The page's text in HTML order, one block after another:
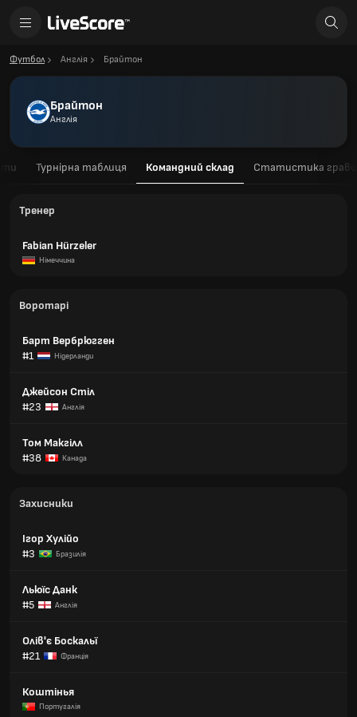
Футбол Англія Брайтон
Брайтон
Англія
Турнірна таблиця Командний склад Статистика
Тренер
Fabian Hürzeler
Німеччина
Воротарі
Барт Вербрюгген
#1
Нідерланди
Джейсон Стіл
#23
Англія
Том Макгілл
#38
Канада
Захисники
Ігор Хулійо
#3
Бразилія
Льюїс Данк
#5
Англія
Олів'є Боскальї
#21
Франція
Коштінья
Португалія